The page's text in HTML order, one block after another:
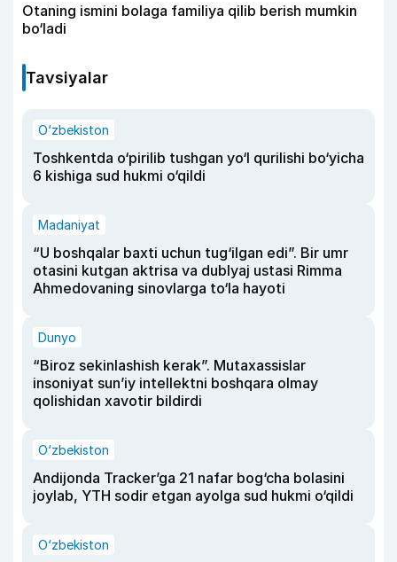
Otaning ismini bolaga familiya qilib berish mumkin
bo‘ladi
Tavsiyalar
O‘zbekiston
Toshkentda o‘pirilib tushgan yo‘l qurilishi bo‘yicha
6 kishiga sud hukmi o‘qildi
Madaniyat
“U boshqalar baxti uchun tug‘ilgan edi”. Bir umr
otasini kutgan aktrisa va dublyaj ustasi Rimma
Ahmedovaning sinovlarga to‘la hayoti
Dunyo
“Biroz sekinlashish kerak”. Mutaxassislar
insoniyat sun’iy intellektni boshqara olmay
qolishidan xavotir bildirdi
O‘zbekiston
Andijonda Tracker’ga 21 nafar bog‘cha bolasini
joylab, YTH sodir etgan ayolga sud hukmi o‘qildi
O‘zbekiston